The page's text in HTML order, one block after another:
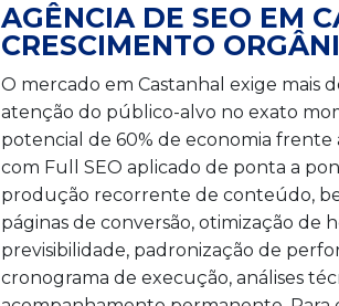
AGÊNCIA DE SEO EM
CRESCIMENTO
O mercado em Castanhal exige mais
atenção do público-alvo no exato
potencial de 60% de economia frente
com Full SEO aplicado de ponta a
produção recorrente de conteúdo,
páginas de conversão, otimização de
previsibilidade, padronização de
cronograma de execução, análises